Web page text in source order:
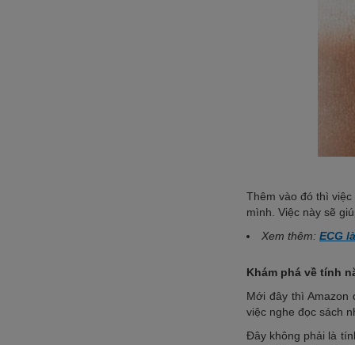
Thêm vào đó thì
mình. Việc này sẽ
Xem thêm: ECG
Khám phá về tính
Mới đây thì Amazon
việc nghe đọc sách
Đây không phải là